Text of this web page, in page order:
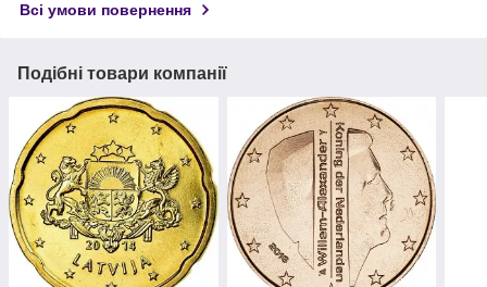
Всі умови повернення
Подібні товари компанії